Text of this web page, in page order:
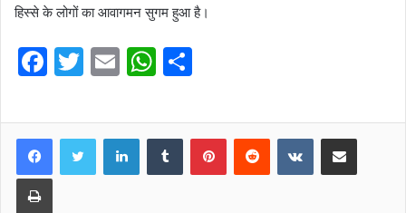
हिस्से के लोगों का आवागमन सुगम हुआ है।
F
c
e
b
T
itt
er
E
ai
l
W
at
s
A
ar
e